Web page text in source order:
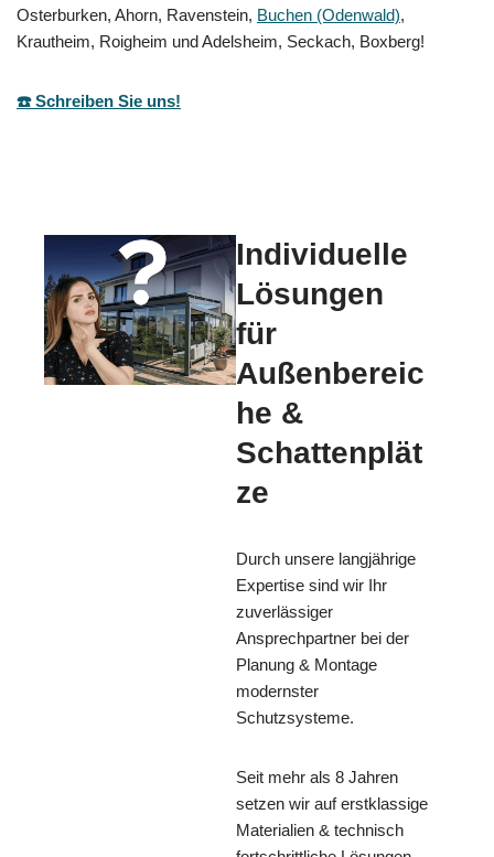
Osterburken, Ahorn, Ravenstein, Buchen (Odenwald),
Krautheim, Roigheim und Adelsheim, Seckach, Boxberg!
☎️ Schreiben Sie uns!
Individuelle
Lösungen
für
Außenbereic
he &
Schattenplät
ze
Durch unsere langjährige
Expertise sind wir Ihr
zuverlässiger
Ansprechpartner bei der
Planung & Montage
modernster
Schutzsysteme.
Seit mehr als 8 Jahren
setzen wir auf erstklassige
Materialien & technisch